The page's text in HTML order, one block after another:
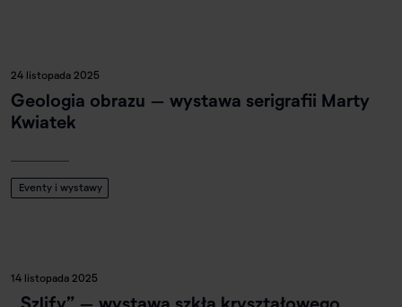
24 listopada 2025
Geologia obrazu – wystawa serigrafii Marty
Kwiatek
Eventy i wystawy
14 listopada 2025
„Szlify” – wystawa szkła kryształowego